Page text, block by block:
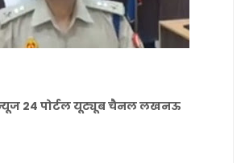
न्यूज 24 पोर्टल यूट्यूब चैनल लखनऊ